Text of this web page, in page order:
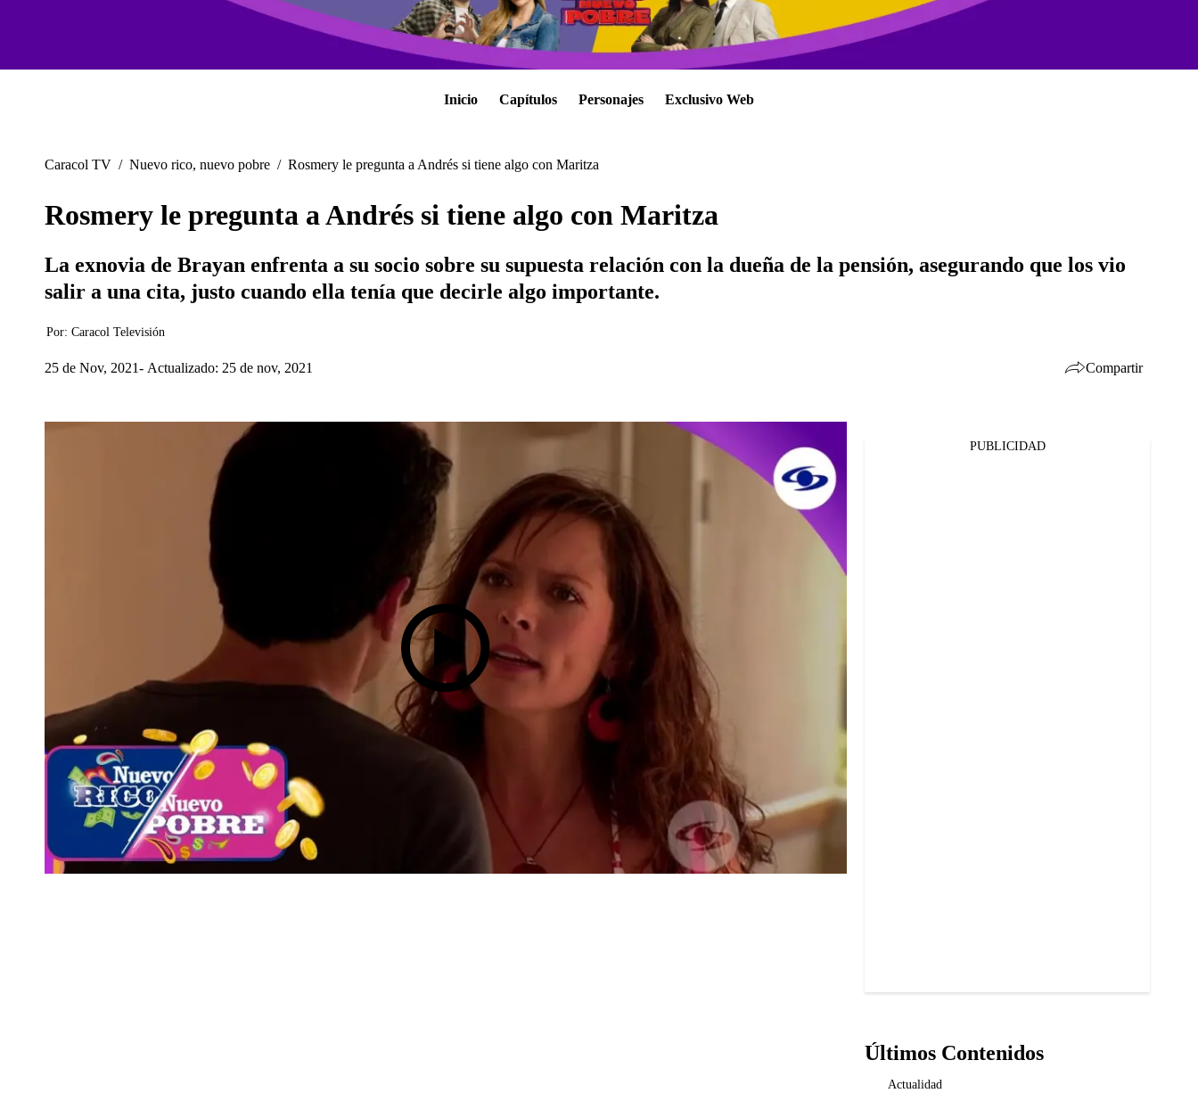
Inicio Capítulos Personajes Exclusivo Web
Caracol TV / Nuevo rico, nuevo pobre / Rosmery le pregunta a Andrés si tiene algo con Maritza
Rosmery le pregunta a Andrés si tiene algo con Maritza
La exnovia de Brayan enfrenta a su socio sobre su supuesta relación con la dueña de la pensión, asegurando que los vio
salir a una cita, justo cuando ella tenía que decirle algo importante.
Por: Caracol Televisión
25 de Nov, 2021 Actualizado: 25 de nov, 2021 Compartir
PUBLICIDAD
Últimos Contenidos
Actualidad